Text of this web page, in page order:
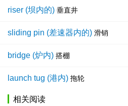
riser (坝内的) 垂直井
sliding pin (差速器内的) 滑销
bridge (炉内) 搭棚
launch tug (港内) 拖轮
相关阅读